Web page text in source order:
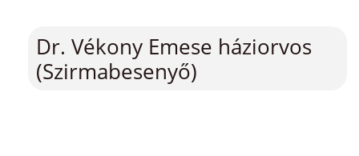
Dr. Vékony Emese háziorvos
(Szirmabesenyő)